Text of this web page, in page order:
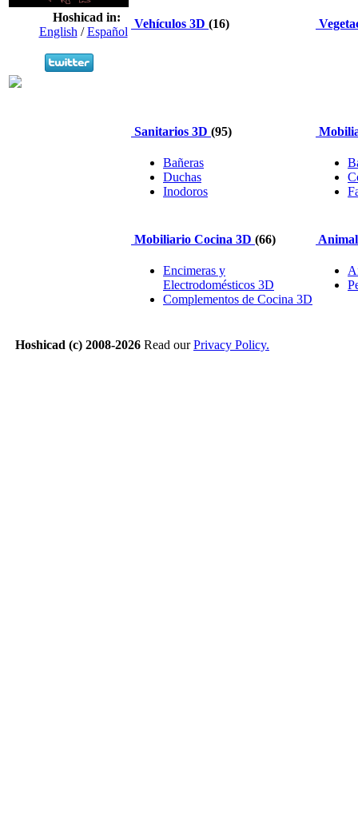
Hoshicad in:
English /Español
Vehículos 3D (16)
Sanitarios 3D (95)
Bañeras
Duchas
Inodoros
Mobiliario Cocina 3D (66)
Encimeras y
Electrodomésticos 3D
Complementos de Cocina 3D
Hoshicad (c) 2008-2026 Read ourPrivacy Policy.